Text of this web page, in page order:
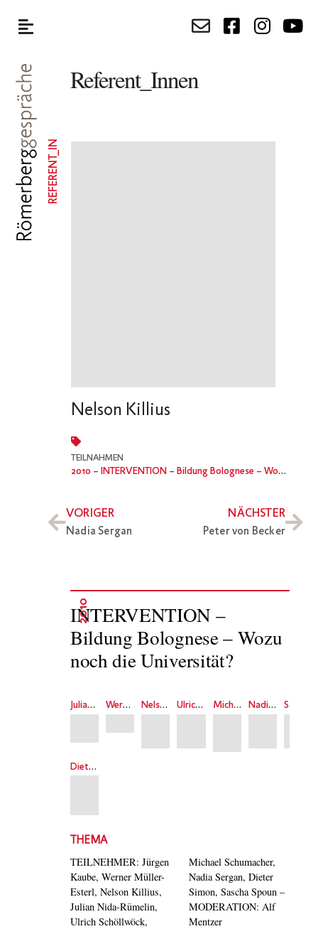
Referent_Innen
REFERENT_IN
Nelson Killius
TEILNAHMEN
2010 – INTERVENTION – Bildung Bolognese – Wozu noch die Universität?
VORIGER
Nadia Sergan
NÄCHSTER
Peter von Becker
2010
INTERVENTION –
Bildung Bolognese – Wozu
noch die Universität?
Julian Nida-Rümelin Werner Müller-Esterl Nelson Killius Ulrich Schöllwöck Michael Schumacher Nadia Sergan
Dieter Simon
THEMA
TEILNEHMER: Jürgen
Kaube, Werner Müller-
Esterl, Nelson Killius,
Julian Nida-Rümelin,
Ulrich Schöllwöck,
Michael Schumacher,
Nadia Sergan, Dieter
Simon, Sascha Spoun –
MODERATION: Alf
Mentzer